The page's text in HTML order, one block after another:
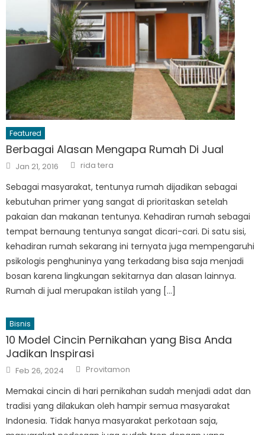
Featured
Berbagai Alasan Mengapa Rumah Di Jual
Posted
on
Jan 21, 2016 Author
rida tera
Sebagai masyarakat, tentunya rumah dijadikan sebagai
kebutuhan primer yang sangat di prioritaskan setelah
pakaian dan makanan tentunya. Kehadiran rumah sebagai
tempat bernaung tentunya sangat dicari-cari. Di satu sisi,
kehadiran rumah sekarang ini ternyata juga mempengaruhi
psikologis penghuninya yang terkadang bisa saja menjadi
bosan karena lingkungan sekitarnya dan alasan lainnya.
Rumah di jual merupakan istilah yang […]
Bisnis
10 Model Cincin Pernikahan yang Bisa Anda
Jadikan Inspirasi
Posted
on
Feb 26, 2024 Author
Provitamon
Memakai cincin di hari pernikahan sudah menjadi adat dan
tradisi yang dilakukan oleh hampir semua masyarakat
Indonesia. Tidak hanya masyarakat perkotaan saja,